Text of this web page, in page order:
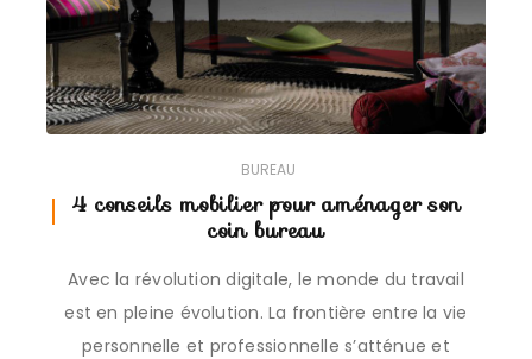
BUREAU
4 conseils mobilier pour aménager son
coin bureau
Avec la révolution digitale, le monde du travail
est en pleine évolution. La frontière entre la vie
personnelle et professionnelle s’atténue et